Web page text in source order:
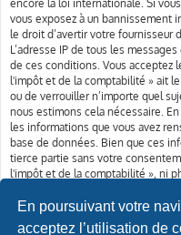
En poursuivant votre
acceptez l’utilisation de
encore la loi internationale. Si
vous exposez à un bannissement
le droit d’avertir votre fournisseur
L’adresse IP de tous les
de ces conditions. Vous acceptez
l'impôt et de la comptabilité » ait
ou de verrouiller n’importe quel
nous estimons cela nécessaire.
les informations que vous avez
base de données. Bien que ces
tierce partie sans votre
l'impôt et de la comptabilité », ni
compromettre vos données.